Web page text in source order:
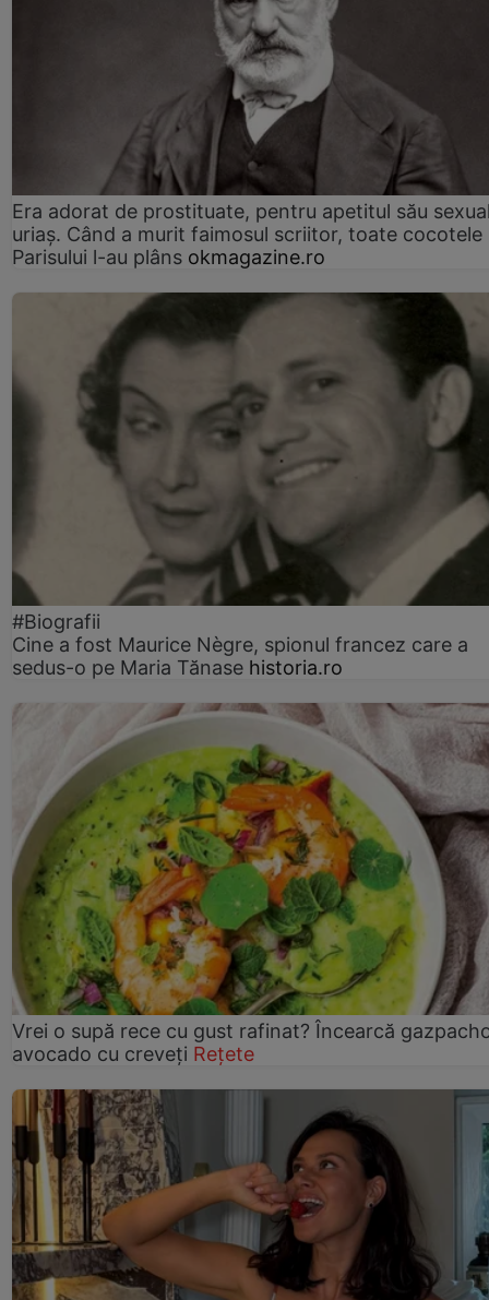
Era adorat de prostituate, pentru apetitul său
uriaș. Când a murit faimosul scriitor, toate cocotele
Parisului l-au plâns okmagazine.ro
#Biografii
Cine a fost Maurice Nègre, spionul francez care a
sedus-o pe Maria Tănase historia.ro
Vrei o supă rece cu gust rafinat? Încearcă
avocado cu creveți Rețete